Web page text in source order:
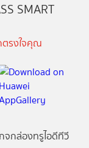
SMART
ตรงใจคุณ
จกล่องทรูไอดีทีวี